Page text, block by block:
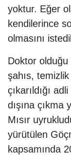
yoktur. Eğer
kendilerince
olmasını
Doktor olduğu
şahıs,
çıkarıldığı
dışına çıkma
Mısır
yürütülen
kapsamında